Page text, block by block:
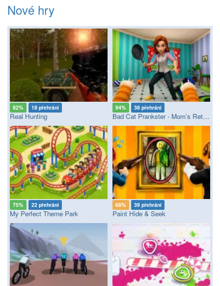
Nové hry
82% 18 přehrání
Real Hunting
94% 38 přehrání
Bad Cat Prankster - Mom’s Return
75% 22 přehrání
My Perfect Theme Park
68% 39 přehrání
Paint Hide & Seek